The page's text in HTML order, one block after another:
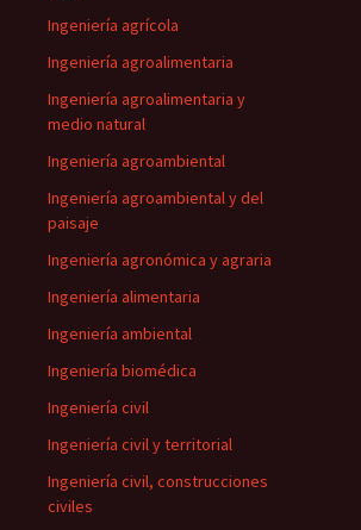
Ingeniería agrícola
Ingeniería agroalimentaria
Ingeniería agroalimentaria y
medio natural
Ingeniería agroambiental
Ingeniería agroambiental y del
paisaje
Ingeniería agronómica y agraria
Ingeniería alimentaria
Ingeniería ambiental
Ingeniería biomédica
Ingeniería civil
Ingeniería civil y territorial
Ingeniería civil, construcciones
civiles